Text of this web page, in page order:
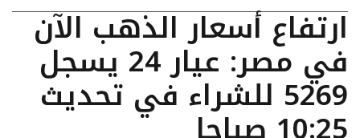
ارتفاع أسعار الذهب الآن
في مصر: عيار 24 يسجل
5269 للشراء في تحديث